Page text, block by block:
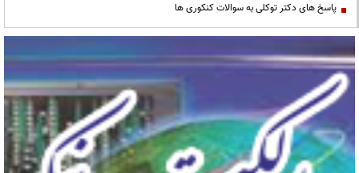
پاسخ های دکتر توکلی به سوالات کنکوری ها